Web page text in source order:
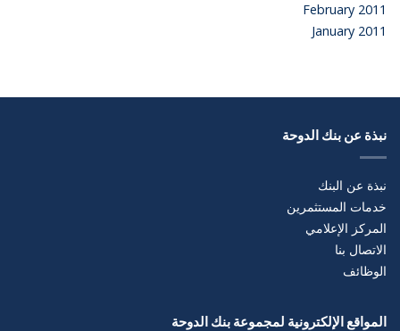
February 2011
January 2011
نبذة عن بنك الدوحة
نبذة عن البنك
خدمات المستثمرين
المركز الإعلامي
الاتصال بنا
الوظائف
المواقع الإلكترونية لمجموعة بنك الدوحة